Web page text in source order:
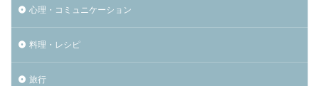
心理・コミュニケーション
料理・レシピ
旅行